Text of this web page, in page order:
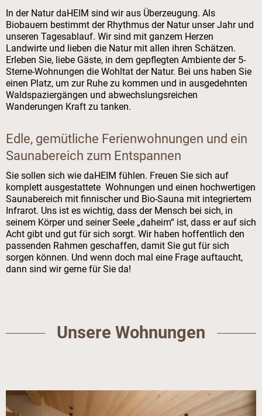
In der Natur daHEIM sind wir aus Überzeugung. Als
Biobauern bestimmt der Rhythmus der Natur unser Jahr und
unseren Tagesablauf. Wir sind mit ganzem Herzen
Landwirte und lieben die Natur mit allen ihren Schätzen.
Erleben Sie, liebe Gäste, in dem gepflegten Ambiente der 5-
Sterne-Wohnungen die Wohltat der Natur. Bei uns haben Sie
einen Platz, um zur Ruhe zu kommen und in ausgedehnten
Waldspaziergängen und abwechslungsreichen
Wanderungen Kraft zu tanken.
Edle, gemütliche Ferienwohnungen und ein
Saunabereich zum Entspannen
Sie sollen sich wie daHEIM fühlen. Freuen Sie sich auf
komplett ausgestattete Wohnungen und einen hochwertigen
Saunabereich mit finnischer und Bio-Sauna mit integriertem
Infrarot. Uns ist es wichtig, dass der Mensch bei sich, in
seinem Körper und seiner Seele „daheim“ ist, dass er auf sich
Acht gibt und gut für sich sorgt. Wir haben hoffentlich den
passenden Rahmen geschaffen, damit Sie gut für sich
sorgen können. Und wenn doch mal eine Frage auftaucht,
dann sind wir gerne für Sie da!
Unsere Wohnungen